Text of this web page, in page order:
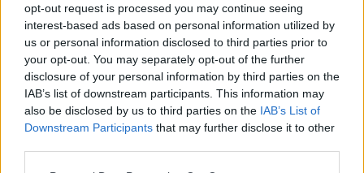
opt-out request is processed you may continue seeing
interest-based ads based on personal information utilized by
us or personal information disclosed to third parties prior to
your opt-out. You may separately opt-out of the further
disclosure of your personal information by third parties on the
IAB’s list of downstream participants. This information may
also be disclosed by us to third parties on the IAB’s List of
Downstream Participants that may further disclose it to other
Országos hírek
A lakosságra is fontos szerep hárul a
szúnyoginvázió elkerülésében
Országos hírek
Itt az ÉVOSZ megoldása a hőhullámok és
az energiakrízis kezelésére